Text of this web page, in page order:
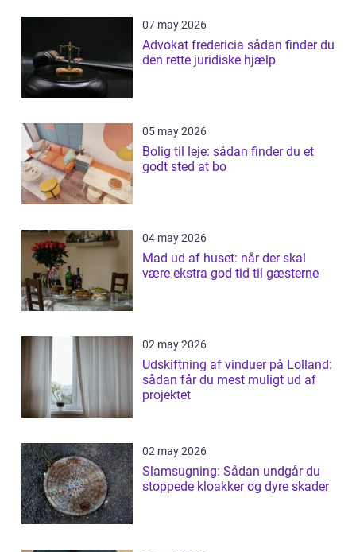
07 may 2026
Advokat fredericia sådan finder du
den rette juridiske hjælp
05 may 2026
Bolig til leje: sådan finder du et
godt sted at bo
04 may 2026
Mad ud af huset: når der skal
være ekstra god tid til gæsterne
02 may 2026
Udskiftning af vinduer på Lolland:
sådan får du mest muligt ud af
projektet
02 may 2026
Slamsugning: Sådan undgår du
stoppede kloakker og dyre skader